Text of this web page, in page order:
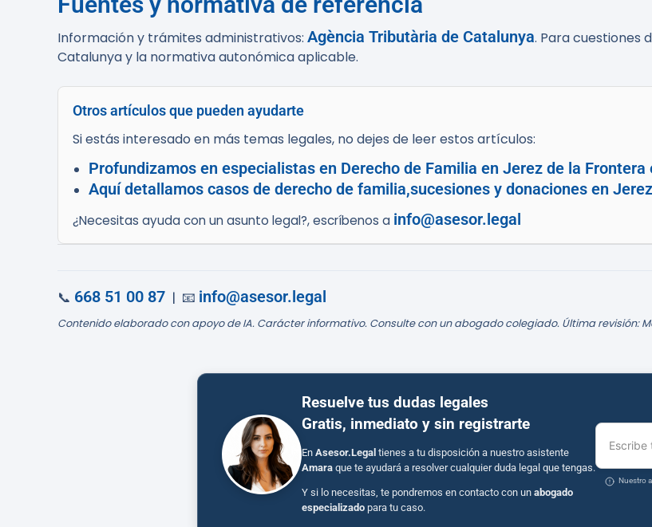
Información y trámites administrativos: Agència Tributària de Catalunya. Para cuestiones
Catalunya y la normativa autonómica aplicable.
Otros artículos que pueden ayudarte
Si estás interesado en más temas legales, no dejes de leer estos artículos:
Profundizamos en especialistas en Derecho de Familia en Jerez de la
Aquí detallamos casos de derecho de familia,sucesiones y donaciones en
¿Necesitas ayuda con un asunto legal?, escríbenos a info@asesor.legal
📞 668 51 00 87 | 📧 info@asesor.legal
Contenido elaborado con apoyo de IA. Carácter informativo. Consulte con un abogado colegiado. Última revisión:
Resuelve tus dudas legales
Gratis, inmediato y sin registrarte
En Asesor.Legal tienes a tu disposición a nuestro asistente
Amara que te ayudará a resolver cualquier duda legal que tengas.
Y si lo necesitas, te pondremos en contacto con un abogado
especializado para tu caso.
Escribe
Nuestro